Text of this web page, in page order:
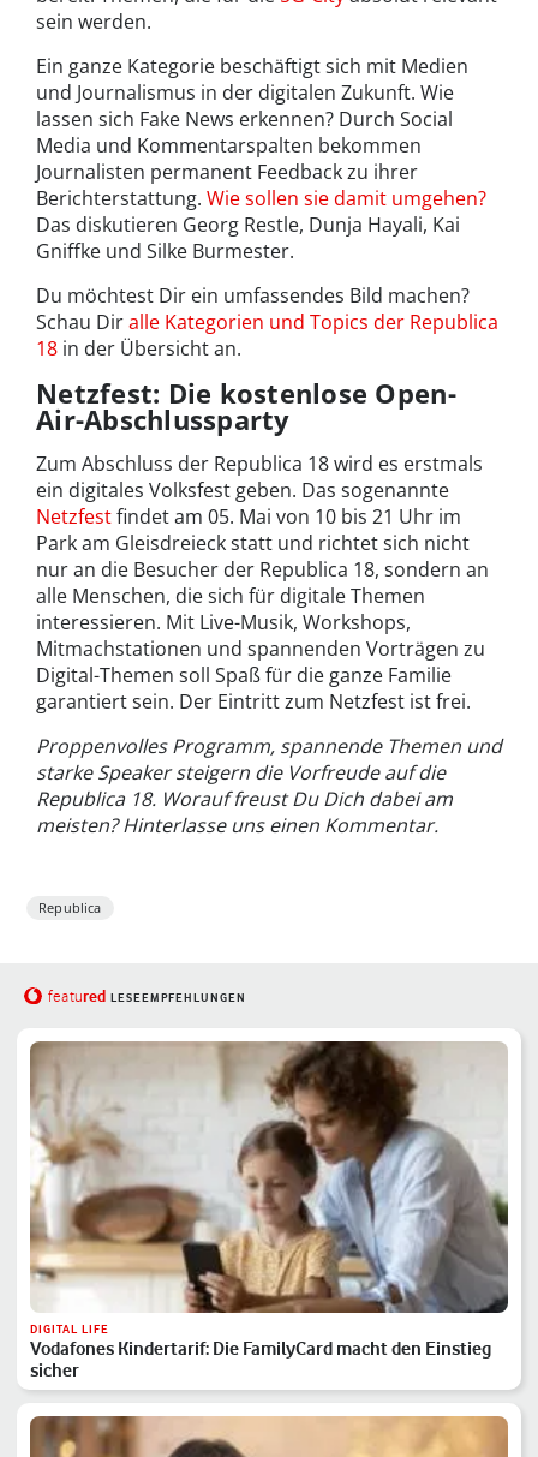
sein werden.
Ein ganze Kategorie beschäftigt sich mit Medien
und Journalismus in der digitalen Zukunft. Wie
lassen sich Fake News erkennen? Durch Social
Media und Kommentarspalten bekommen
Journalisten permanent Feedback zu ihrer
Berichterstattung. Wie sollen sie damit umgehen?
Das diskutieren Georg Restle, Dunja Hayali, Kai
Gniffke und Silke Burmester.
Du möchtest Dir ein umfassendes Bild machen?
Schau Diralle Kategorien und Topics der Republica
18 in der Übersicht an.
Netzfest: Die kostenlose Open-
Air-Abschlussparty
Zum Abschluss der Republica 18 wird es erstmals
ein digitales Volksfest geben. Das sogenannte
Netzfestfindet am 05. Mai von 10 bis 21 Uhr im
Park am Gleisdreieck statt und richtet sich nicht
nur an die Besucher der Republica 18, sondern an
alle Menschen, die sich für digitale Themen
interessieren. Mit Live-Musik, Workshops,
Mitmachstationen und spannenden Vorträgen zu
Digital-Themen soll Spaß für die ganze Familie
garantiert sein. Der Eintritt zum Netzfest ist frei.
Proppenvolles Programm, spannende Themen und
starke Speaker steigern die Vorfreude auf die
Republica 18. Worauf freust Du Dich dabei am
meisten? Hinterlasse uns einen Kommentar.
Republica
featured LESEEMPFEHLUNGEN
DIGITAL LIFE
Vodafones Kindertarif: Die FamilyCard macht den Einstieg
sicher